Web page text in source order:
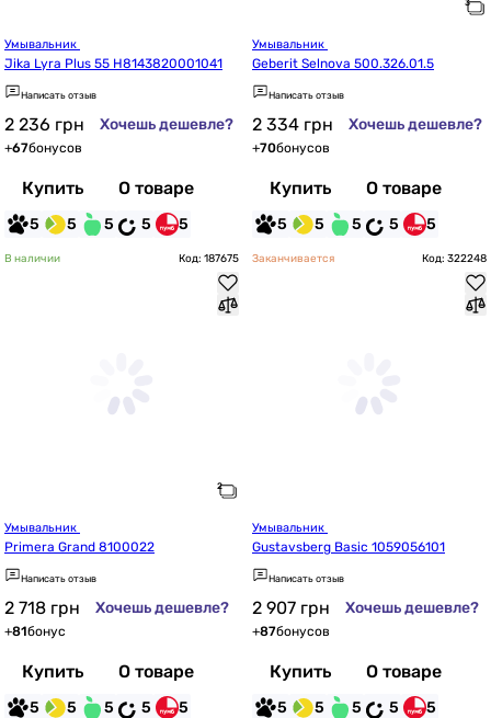
Jika Lyra Plus 55 H8143820001041
Написать отзыв
2 236 грн Хочешь дешевле?
+67бонусов
Купить О товаре
5 5 5 5 5
Geberit Selnova 500.326.01.5
Написать отзыв
2 334 грн Хочешь дешевле?
+70бонусов
Купить О товаре
5 5 5 5 5
В наличии Код: 187675
Primera Grand 8100022
Написать отзыв
2 718 грн Хочешь дешевле?
+81бонус
Купить О товаре
5 5 5 5 5
Заканчивается Код: 322248
Gustavsberg Basic 1059056101
Написать отзыв
2 907 грн Хочешь дешевле?
+87бонусов
Купить О товаре
5 5 5 5 5